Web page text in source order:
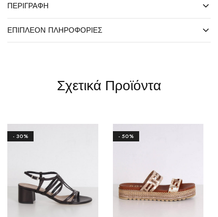
ΠΕΡΙΓΡΑΦΉ
ΕΠΙΠΛΈΟΝ ΠΛΗΡΟΦΟΡΊΕΣ
Σχετικά Προϊόντα
- 30% - 50%